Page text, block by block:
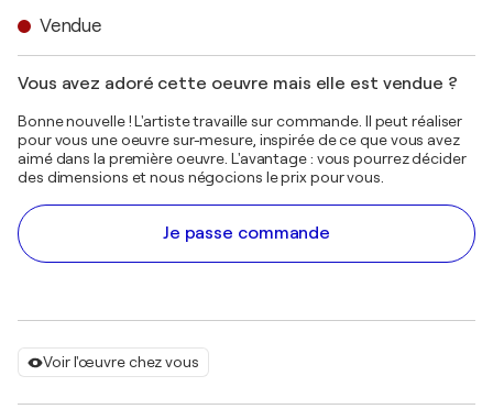
Voir l'œuvre chez vous
Vendue
Vous avez adoré cette oeuvre mais elle est vendue ?
Bonne nouvelle ! L'artiste travaille sur commande. Il peut réaliser
pour vous une oeuvre sur-mesure, inspirée de ce que vous avez
aimé dans la première oeuvre. L'avantage : vous pourrez décider
des dimensions et nous négocions le prix pour vous.
Je passe commande